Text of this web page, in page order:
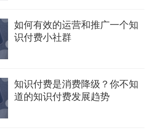
如何有效的运营和推广一个知
识付费小社群
知识付费是消费降级？你不知
道的知识付费发展趋势